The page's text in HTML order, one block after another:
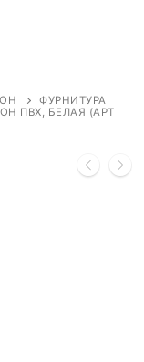
ФУРНИТУРА
ПВХ, БЕЛАЯ (АРТ